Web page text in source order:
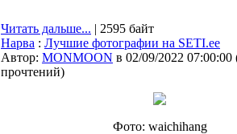
Читать дальше... | 2595 байт
Нарва : Лучшие фотографии на SETI.ee
Автор: MONMOON в 02/09/2022 07:00:00
прочтений)
Фото: waichihang